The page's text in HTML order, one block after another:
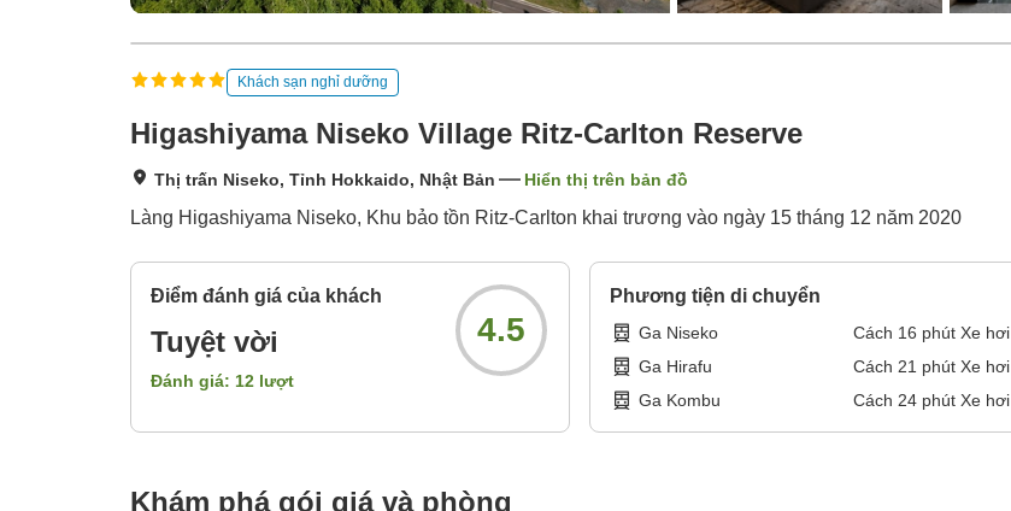
Khách sạn nghỉ dưỡng
Higashiyama Niseko Village Ritz-Carlton Reserve
Thị trấn Niseko, Tỉnh Hokkaido, Nhật Bản Hiển thị trên bản đồ
Làng Higashiyama Niseko, Khu bảo tồn Ritz-Carlton khai trương vào ngày 15 tháng 12 năm 2020
Điểm đánh giá của khách
Tuyệt vời
Đánh giá: 12 lượt
4.5
Phương tiện di chuyển
Ga Niseko Cách 16 phút Xe hơi
Ga Hirafu
Cách 21 phút Xe hơi
Ga Kombu
Cách 24phút Xe hơi
Khám phá gói giá và phòng